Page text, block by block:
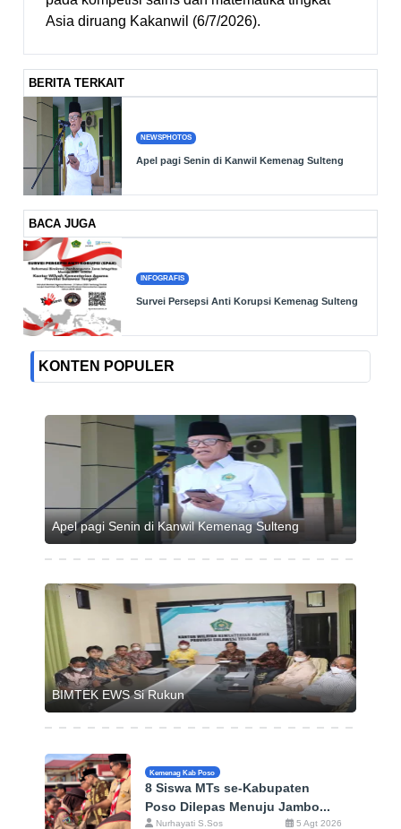
Asia diruang Kakanwil (6/7/2026).
BERITA TERKAIT
NEWSPHOTOS
Apel pagi Senin di Kanwil Kemenag Sulteng
BACA JUGA
INFOGRAFIS
Survei Persepsi Anti Korupsi Kemenag Sulteng
KONTEN POPULER
Apel pagi Senin di Kanwil Kemenag Sulteng
BIMTEK EWS Si Rukun
Kemenag Kab Poso
8 Siswa MTs se-Kabupaten
Poso Dilepas Menuju Jambo...
Nurhayati S.Sos 5 Agt 2026